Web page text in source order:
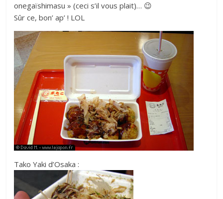
onegaïshimasu » (ceci s’il vous plait)… 😉
Sûr ce, bon’ ap’ ! LOL
Tako Yaki d’Osaka :